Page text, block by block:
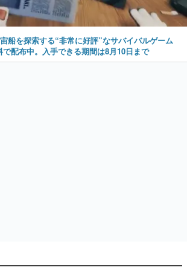
船を探索する“非常に好評”なサバイバルゲーム
で配布中。入手できる期間は8月10日まで